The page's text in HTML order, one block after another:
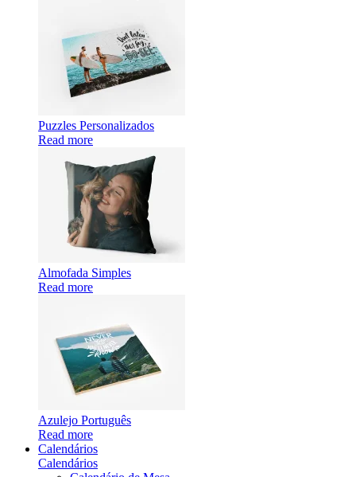
Puzzles Personalizados
Read more
Almofada Simples
Read more
Azulejo Português
Read more
Calendários
Calendários